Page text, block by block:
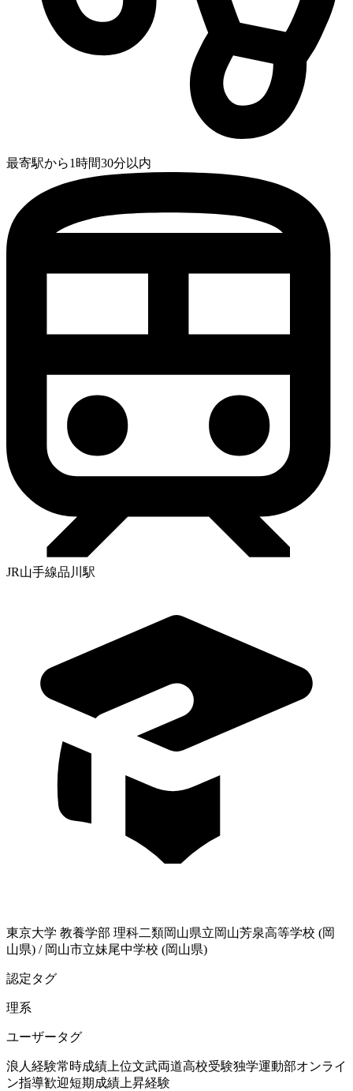
最寄駅から1時間30分以内
JR山手線品川駅
東京大学 教養学部 理科二類岡山県立岡山芳泉高等学校 (岡
山県) / 岡山市立妹尾中学校 (岡山県)
認定タグ
理系
ユーザータグ
浪人経験常時成績上位文武両道高校受験独学運動部オンライ
ン指導歓迎短期成績上昇経験